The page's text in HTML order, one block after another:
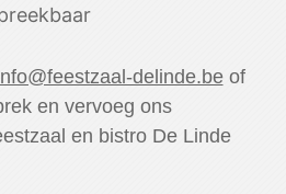
delinde.beof
en vervoeg ons
en bistro De Linde